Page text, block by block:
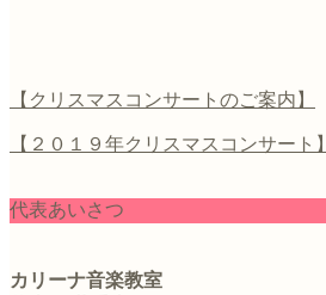
【クリスマスコンサートのご案内】
【２０１９年クリスマスコンサート】
代表あいさつ
カリーナ音楽教室